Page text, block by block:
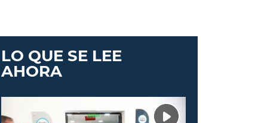
tecnológico prevé contener a la
e Innovación y potenciar
LO QUE SE LEE
AHORA